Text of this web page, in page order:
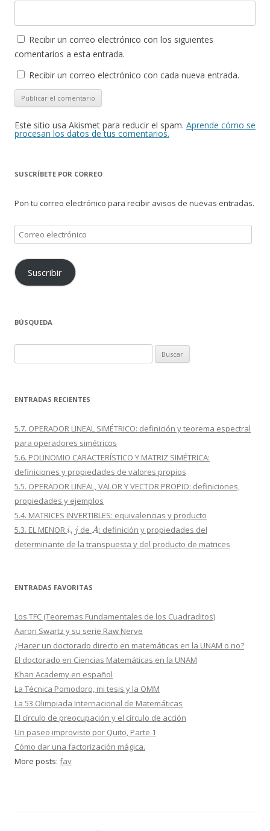
Recibir un correo electrónico con los siguientes
comentarios a esta entrada.
Recibir un correo electrónico con cada nueva entrada.
Este sitio usa Akismet para reducir el spam. Aprende cómo se
procesan los datos de tus comentarios.
SUSCRÍBETE POR CORREO
Pon tu correo electrónico para recibir avisos de nuevas entradas.
Correo
electrónico
Suscribir
BÚSQUEDA
ENTRADAS RECIENTES
5.7. OPERADOR LINEAL SIMÉTRICO: definición y teorema espectral
para operadores simétricos
5.6. POLINOMIO CARACTERÍSTICO Y MATRIZ SIMÉTRICA:
definiciones y propiedades de valores propios
5.5. OPERADOR LINEAL, VALOR Y VECTOR PROPIO: definiciones,
propiedades y ejemplos
5.4. MATRICES INVERTIBLES: equivalencias y producto
5.3. EL MENORi,j de A: definición y propiedades del
determinante de la transpuesta y del producto de matrices
ENTRADAS FAVORITAS
Los TFC (Teoremas Fundamentales de los Cuadraditos)
Aaron Swartz y su serie Raw Nerve
¿Hacer un doctorado directo en matemáticas en la UNAM o no?
El doctorado en Ciencias Matemáticas en la UNAM
Khan Academy en español
La Técnica Pomodoro, mi tesis y la OMM
La 53 Olimpiada Internacional de Matemáticas
El círculo de preocupación y el círculo de acción
Un paseo improvisto por Quito, Parte 1
Cómo dar una factorización mágica.
More posts: fav